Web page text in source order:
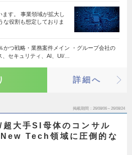
す。 事業領域が拡大し
な役割も想定しておりま
かつ戦略・業務案件メイン ・グループ会社の
セキュリティ、AI、UI/…
詳細へ
掲載期間 26/08/06～26/08/24
大手SI母体のコンサル
Tech領域に圧倒的な